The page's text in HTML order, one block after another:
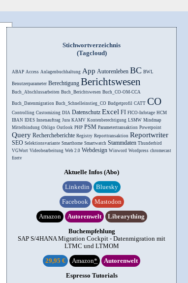
Stichwortverzeichnis
(Tagcloud)
ABAP Access Anlagenbuchhaltung App Autorenleben BC BWL
Benutzerparameter Berechtigung Berichtswesen
Buch_Abschlussarbeiten Buch_Berichtswesen Buch_CO-OM-CCA
Buch_Datenmigration Buch_Schnelleinstieg_CO Budgetprofil CATT CO
Controlling Customizing DIA Datenschutz Excel FI FICO-Infotage HCM
IBAN IDES Innenauftrag Jura KAMV Kontenberechtigung LSMW Mindmap
Mittelbindung Obligo Outlook PHP PSM Parametertransaktion Powerpoint
Query Rechercheberichte Registry Reporttransaktion Reportwriter
SEO Selektionsvariante Smarthome Smartwatch Stammdaten Thunderbird
VGWort Videobearbeitung Web 2.0 Webdesign Winword Wordpress chromecast
firetv
Aktuelle Infos (Abo)
Linkedin Bluesky
Facebook Mastodon
Amazon Autorenwelt Librarything
Buchempfehlung
SAP S/4HANA Migration Cockpit - Datenmigration mit
LTMC und LTMOM
29,95 € Amazon* Autorenwelt
Espresso Tutorials